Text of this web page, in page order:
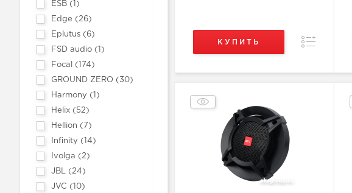
ESB ( )
Edge ( 26)
Eplutus (6)
FSD audio ( )
Focal ( 174)
GROUND ZERO ( 30)
Harmony ( )
Helix ( 52)
Hellion ( 7)
Infinity ( 14)
Ivolga ( 2)
JBL ( 24)
JVC ( 10)
КУПИТЬ Сравнение